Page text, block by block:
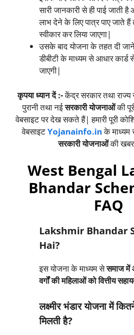
सारी जानकारी से ही पाई जाती
लाभ देने के लिए पात्र पाए जाते
स्वीकार कर लिया जाएगा|
उसके बाद योजना के तहत दी जाने
डीबीटी के माध्यम से आधार
जाएगी|
कृपया ध्यान दें :-केंद्र सरकार तथा राज्य
पुरानी तथा नईसरकारी योजनाओंकी
वेबसाइट पर देख सकते हैं| हमारी पूरी
वेबसाइटYojanainfo.inके
सरकारी योजनाओंकी
West Bengal
Bhandar
FAQ
Lakshmir Bhandar
Hai?
इस योजना के माध्यम सेसमाज में
वर्गों की महिलाओं को वित्तीय
लक्ष्मीर भंडार योजना में
मिलती है?